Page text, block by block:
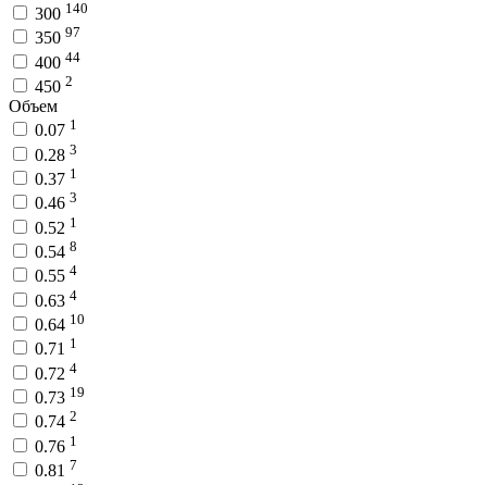
300 140
350 97
400 44
450 2
Объем
0.07 1
0.28 3
0.37 1
0.46 3
0.52 1
0.54 8
0.55 4
0.63 4
0.64 10
0.71 1
0.72 4
0.73 19
0.74 2
0.76 1
0.81 7